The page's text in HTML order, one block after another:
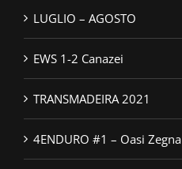
LUGLIO – AGOSTO
EWS 1-2 Canazei
TRANSMADEIRA 2021
4ENDURO #1 – Oasi Zegna